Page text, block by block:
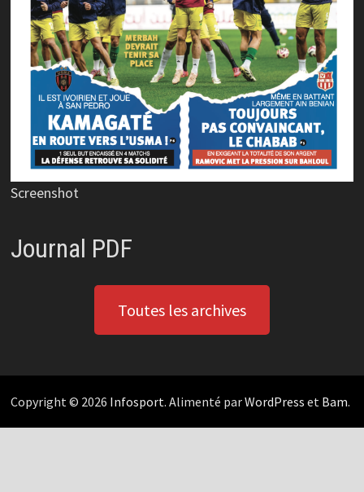
Screenshot
Journal PDF
Toutes les archives
Copyright © 2026 Infosport. Alimenté parWordPress et Bam.